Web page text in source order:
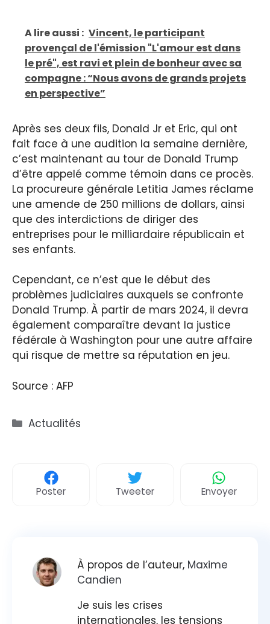
A lire aussi : Vincent, le participant
provençal de l'émission "L'amour est dans
le pré", est ravi et plein de bonheur avec sa
compagne : “Nous avons de grands projets
en perspective”
Après ses deux fils, Donald Jr et Eric, qui ont
fait face à une audition la semaine dernière,
c’est maintenant au tour de Donald Trump
d’être appelé comme témoin dans ce procès.
La procureure générale Letitia James réclame
une amende de 250 millions de dollars, ainsi
que des interdictions de diriger des
entreprises pour le milliardaire républicain et
ses enfants.
Cependant, ce n’est que le début des
problèmes judiciaires auxquels se confronte
Donald Trump. À partir de mars 2024, il devra
également comparaître devant la justice
fédérale à Washington pour une autre affaire
qui risque de mettre sa réputation en jeu.
Source : AFP
Catégories
Actualités
Poster Tweeter Envoyer
À propos de l’auteur, Maxime
Candien
Je suis les crises
internationales, les tensions